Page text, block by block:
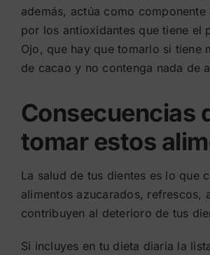
además, actúa como componente
por los antioxidantes que tiene el
Ojo, que hay que tomarlo si tiene
de cacao y no contenga nada de
Consecuencias
tomar estos
La salud de tus dientes es lo que
alimentos azucarados, refrescos,
contribuyen al deterioro de tus
Si incluyes en tu dieta diaria la